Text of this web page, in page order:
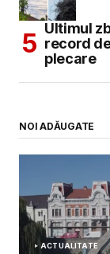
Ultimul
record
plecare
NOI ADĂUGATE
ACTUALITATE